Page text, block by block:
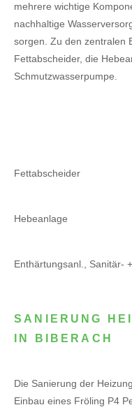
mehrere wichtige
nachhaltige
sorgen. Zu den zentralen
Fettabscheider, die
Schmutzwasserpumpe.
Fettabscheider
Hebeanlage
Enthärtungsanl., Sanitär-
SANIERUNG
IN BIBERACH
Die Sanierung der
Einbau eines Fröling P4